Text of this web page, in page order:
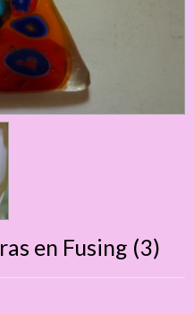
en Fusing (3)